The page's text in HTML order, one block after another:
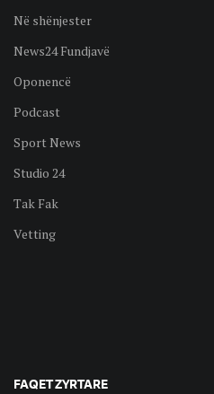
Në shënjester
News24 Fundjavë
Oponencë
Podcast
Sport News
Studio 24
Tak Fak
Vetting
FAQET ZYRTARE